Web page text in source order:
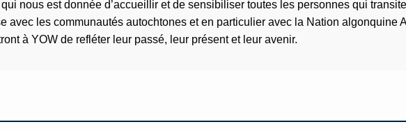
nous est donnée d’accueillir et de sensibiliser toutes les personnes qui
avec les communautés autochtones et en particulier avec la Nation algonquine
à YOW de refléter leur passé, leur présent et leur avenir.